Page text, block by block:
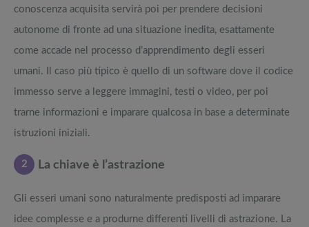
conoscenza acquisita servirà poi per prendere decisioni
autonome di fronte ad una situazione inedita, esattamente
come accade nel processo d’apprendimento degli esseri
umani. Il caso più tipico è quello di un software dove il codice
immesso serve a leggere immagini, testi o video, per poi
trarne informazioni e imparare qualcosa in base a determinate
istruzioni iniziali.
2 La chiave è l’astrazione
Gli esseri umani sono naturalmente predisposti ad imparare
idee complesse e a produrne differenti livelli di astrazione. La